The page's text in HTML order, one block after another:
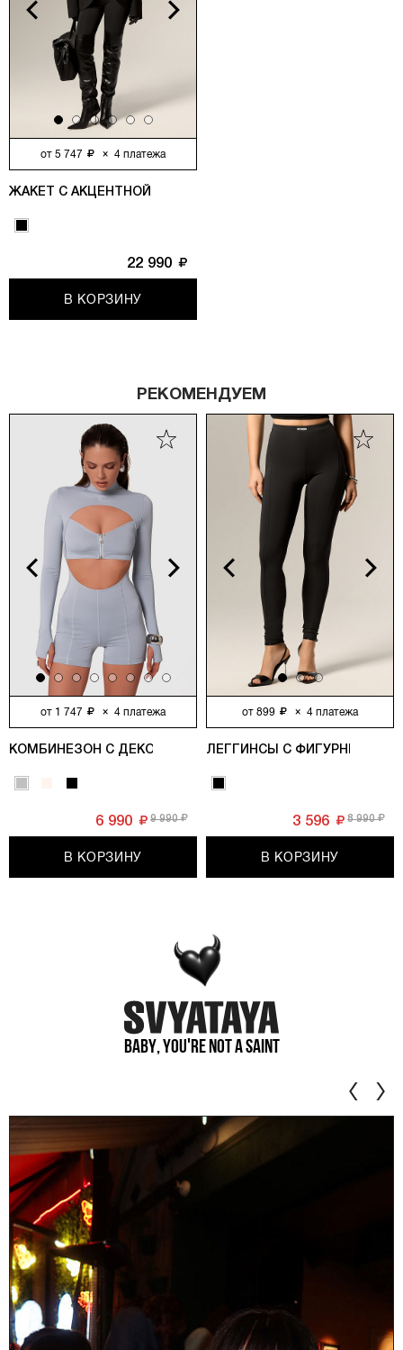
Next
от 5 747 × 4 платежа
ЖАКЕТ С АКЦЕНТНОЙ ЛИНИЕЙ БЕДЕР, ЧЕРНЫЙ
22 990
В КОРЗИНУ
РЕКОМЕНДУЕМ
Next
от 1 747 × 4 платежа
КОМБИНЕЗОН С ДЕКОРАТИВНЫМИ МОЛНИЯМИ, СЕРЫЙ
9 990
6 990
В КОРЗИНУ
Previous Next
от 899 × 4 платежа
ЛЕГГИНСЫ С ФИГУРНЫМИ
8 990
3 596
В КОРЗИНУ
Baby, you're not a saint